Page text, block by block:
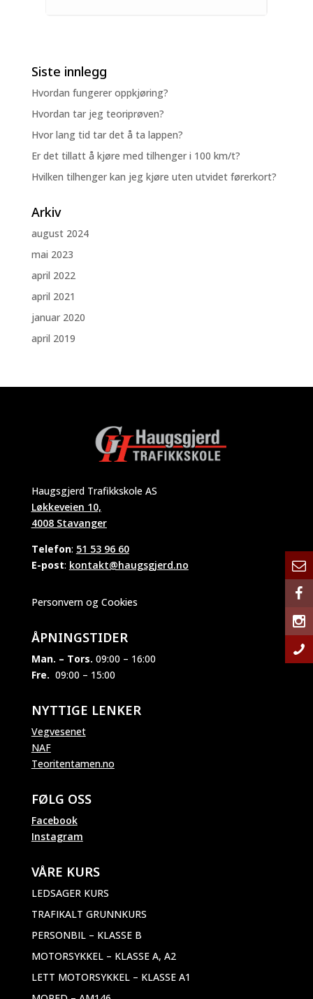
Siste innlegg
Hvordan fungerer oppkjøring?
Hvordan tar jeg teoriprøven?
Hvor lang tid tar det å ta lappen?
Er det tillatt å kjøre med tilhenger i 100 km/t?
Hvilken tilhenger kan jeg kjøre uten utvidet førerkort?
Arkiv
august 2024
mai 2023
april 2022
april 2021
januar 2020
april 2019
Haugsgjerd Trafikkskole AS
Løkkeveien 10,
4008 Stavanger
Telefon: 51 53 96 60
E-post: kontakt@haugsgjerd.no
Personvern og Cookies
ÅPNINGSTIDER
Man. – Tors. 09:00 – 16:00
Fre. 09:00 – 15:00
NYTTIGE LENKER
Vegvesenet
NAF
Teoritentamen.no
FØLG OSS
Facebook
Instagram
VÅRE KURS
LEDSAGER KURS
TRAFIKALT GRUNNKURS
PERSONBIL – KLASSE B
MOTORSYKKEL – KLASSE A, A2
LETT MOTORSYKKEL – KLASSE A1